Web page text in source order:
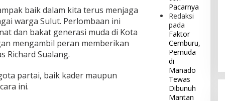
baik dalam kita terus menjaga
warga Sulut. Perlombaan ini
dan bakat generasi muda di Kota
mengambil peran memberikan
Richard Sualang.
partai, baik kader maupun
ini.
Pacarnya
Redaksi
pada
Faktor
Cemburu,
Pemuda
di
Manado
Tewas
Dibunuh
Mantan